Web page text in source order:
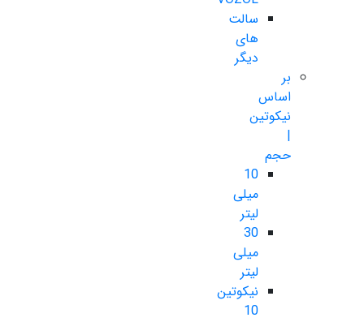
سالت
های
دیگر
بر
اساس
نیکوتین
|
حجم
10
میلی
لیتر
30
میلی
لیتر
نیکوتین
10